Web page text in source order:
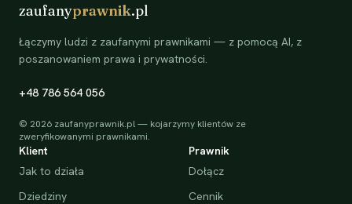
zaufanyprawnik.pl
Łączymy ludzi z zaufanymi prawnikami — z pomocą AI, z
poszanowaniem prawa i prywatności.
+48 786 564 056
© 2026 zaufanyprawnik.pl — kojarzymy klientów ze
zweryfikowanymi prawnikami.
Klient
Jak to działa
Dziedziny
Prawnik
Dołącz
Cennik